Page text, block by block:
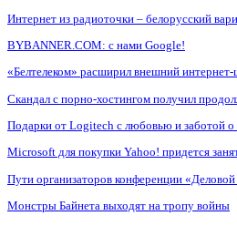
Интернет из радиоточки – белорусский
BYBANNER.COM: c нами Google!
«Белтелеком» расширил внешний
Скандал с порно-хостингом получил
Подарки от Logitech с любовью и заботой
Microsoft для покупки Yahoo! придется
Пути организаторов конференции
Монстры Байнета выходят на тропу войны